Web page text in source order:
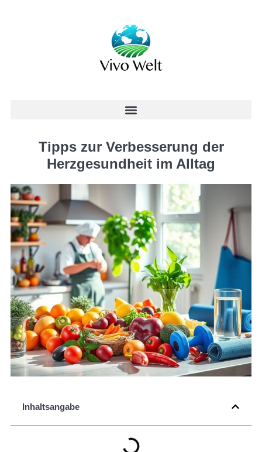
Tipps zur Verbesserung der
Herzgesundheit im Alltag
Inhaltsangabe